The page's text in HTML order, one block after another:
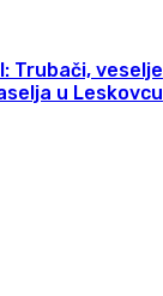
Trubači, veselje
u Leskovcu